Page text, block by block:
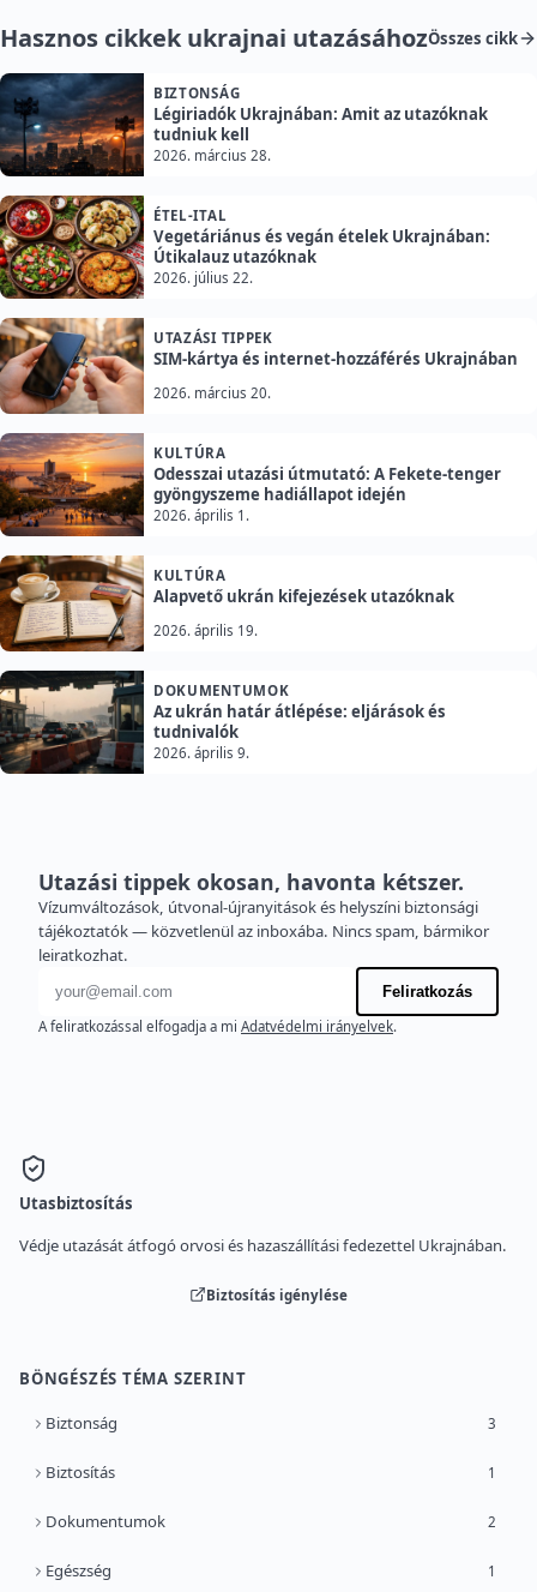
Hasznos cikkek ukrajnai utazásáhozÖsszes cikk
BIZTONSÁG
Légiriadók Ukrajnában: Amit az utazóknak
tudniuk kell
2026. március 28.
ÉTEL-ITAL
Vegetáriánus és vegán ételek Ukrajnában:
Útikalauz utazóknak
2026. július 22.
UTAZÁSI TIPPEK
SIM-kártya és internet-hozzáférés Ukrajnában
2026. március 20.
KULTÚRA
Odesszai utazási útmutató: A Fekete-tenger
gyöngyszeme hadiállapot idején
2026. április 1.
KULTÚRA
Alapvető ukrán kifejezések utazóknak
2026. április 19.
DOKUMENTUMOK
Az ukrán határ átlépése: eljárások és
tudnivalók
2026. április 9.
Utazási tippek okosan, havonta kétszer.
Vízumváltozások, útvonal-újranyitások és helyszíni biztonsági
tájékoztatók — közvetlenül az inboxába. Nincs spam, bármikor
leiratkozhat.
E-mail cím
Feliratkozás
A feliratkozással elfogadja a mi Adatvédelmi irányelvek.
Utasbiztosítás
Védje utazását átfogó orvosi és hazaszállítási fedezettel Ukrajnában.
Biztosítás igénylése
BÖNGÉSZÉS TÉMA SZERINT
Biztonság 3
Biztosítás 1
Dokumentumok 2
Egészség 1